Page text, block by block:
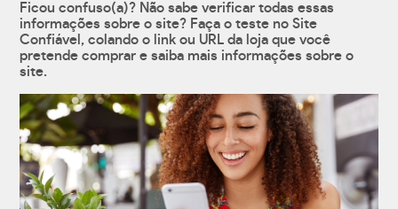
Ficou confuso(a)? Não sabe verificar todas essas
informações sobre o site? Faça o teste no Site
Confiável, colando o link ou URL da loja que você
pretende comprar e saiba mais informações sobre o
site.